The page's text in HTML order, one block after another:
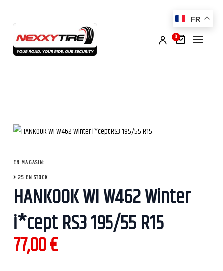
0
EN MAGASIN:
25 EN STOCK
HANKOOK WI W462 Winter
i*cept RS3 195/55 R15
77,00€
FR